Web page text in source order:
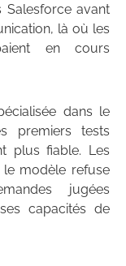
avant
là où les
en cours
dans le
premiers tests
plus fiable. Les
modèle refuse
jugées
capacités de